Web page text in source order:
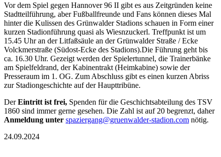
Vor dem Spiel gegen Hannover 96 II gibt es aus Zeitgründen keine
Stadtteilführung, aber Fußballfreunde und Fans können dieses Mal
hinter die Kulissen des Grünwalder Stadions schauen in Form einer
kurzen Stadionführung quasi als Wiesnzuckerl. Treffpunkt ist um
15.45 Uhr an der Litfaßsäule an der Grünwalder Straße / Ecke
Volckmerstraße (Südost-Ecke des Stadions).Die Führung geht bis
ca. 16.30 Uhr. Gezeigt werden der Spielertunnel, die Trainerbänke
am Spielfeldrand, der Kabinentrakt (Heimkabine) sowie der
Presseraum im 1. OG. Zum Abschluss gibt es einen kurzen Abriss
zur Stadiongeschichte auf der Haupttribüne.
DerEintritt ist frei, Spenden für die Geschichtsabteilung des TSV
1860 sind immer gerne gesehen. Die Zahl ist auf 20 begrenzt, daher
Anmeldung unter spaziergang@gruenwalder-stadion.com nötig.
24.09.2024